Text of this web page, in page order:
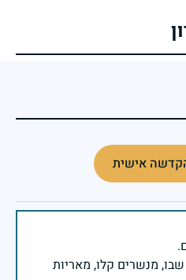
אישית
מנשרים קלו, מאריות